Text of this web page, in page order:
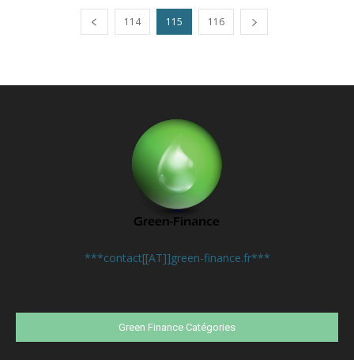
114 115 116
***contact[[AT]]green-finance.fr***
Green Finance Catégories